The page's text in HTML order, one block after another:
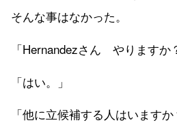
そんな事はなかった。
「Hernandezさん やりますか
「はい。」
「他に立候補する人はいますか